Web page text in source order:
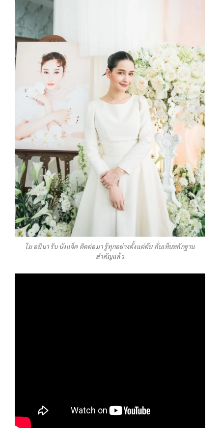
โม อมีนา รับ บังแจ็ค ติดต่อมา รู้ทุกอย่างตั้งแต่ต้น ลั่นเห็นหลักฐาน
สำคัญแล้ว